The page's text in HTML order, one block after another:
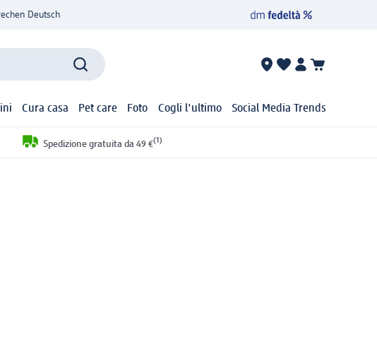
Deutsch
Cura casa Pet care Foto Cogli l'ultimo Social Media Trends
Spedizione gratuita da 49 €(1)